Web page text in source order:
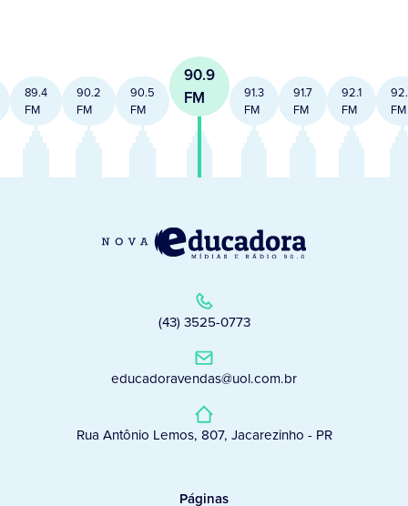
89.4
FM
90.2
FM
90.5
FM
90.9
FM
91.3
FM
91.7
FM
92.1
FM
FM
(43) 3525-0773
educadoravendas@uol.com.br
Rua Antônio Lemos, 807, Jacarezinho - PR
Páginas